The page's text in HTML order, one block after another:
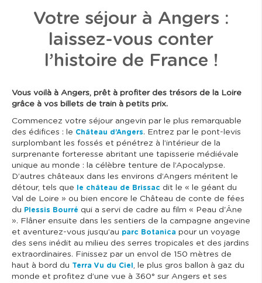
Votre séjour à Angers :
laissez-vous conter
l’histoire de France !
Vous voilà à Angers, prêt à profiter des trésors de la Loire
grâce à vos billets de train à petits prix.
Commencez votre séjour angevin par le plus remarquable
des édifices : le Château d’Angers. Entrez par le pont-levis
surplombant les fossés et pénétrez à l’intérieur de la
surprenante forteresse abritant une tapisserie médiévale
unique au monde : la célèbre tenture de l’Apocalypse.
D’autres châteaux dans les environs d’Angers méritent le
détour, tels que le château de Brissac dit le « le géant du
Val de Loire » ou bien encore le Château de conte de fées
du Plessis Bourré qui a servi de cadre au film « Peau d'Âne
». Flâner ensuite dans les sentiers de la campagne angevine
et aventurez-vous jusqu’au parc Botanica pour un voyage
des sens inédit au milieu des serres tropicales et des jardins
extraordinaires. Finissez par un envol de 150 mètres de
haut à bord du Terra Vu du Ciel, le plus gros ballon à gaz du
monde et profitez d’une vue à 360° sur Angers et ses